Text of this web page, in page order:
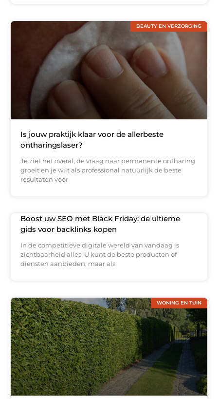
BEAUTY EN VERZORGING
Is jouw praktijk klaar voor de allerbeste
ontharingslaser?
Je ziet het overal, de vraag naar permanente ontharing
groeit en je wilt als professional natuurlijk de beste
resultaten voor
Boost uw SEO met Black Friday: de ultieme
gids voor backlinks kopen
In de competitieve digitale wereld van vandaag is
zichtbaarheid alles. U kunt de beste producten of
diensten aanbieden, maar als
WONING EN TUIN